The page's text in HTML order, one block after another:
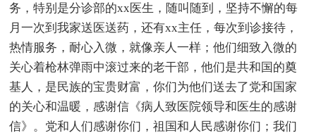
务，特别是分诊部的xx医生，随叫随到，坚持不懈的每
月一次到我家送医送药，还有xx主任，每次到诊接待，
热情服务，耐心入微，就像亲人一样；他们细致入微的
关心着枪林弹雨中滚过来的老干部，他们是共和国的奠
基人，是民族的宝贵财富，你们为他们送去了党和国家
的关心和温暖，感谢信《病人致医院领导和医生的感谢
信》。党和人们感谢你们，祖国和人民感谢你们；我们